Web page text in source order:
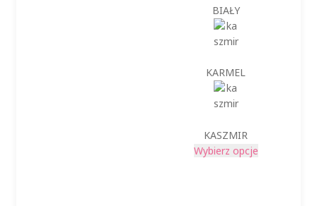
BIAŁY
KARMEL
KASZMIR
Wybierz opcjeTen